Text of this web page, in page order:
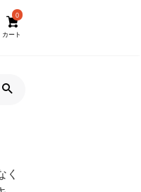
0
カート
く